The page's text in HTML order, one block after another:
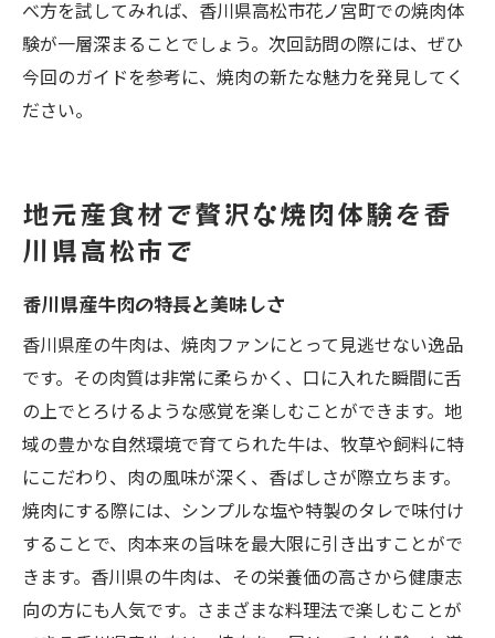
べ方を試してみれば、香川県高松市花ノ宮町での焼肉体
験が一層深まることでしょう。次回訪問の際には、ぜひ
今回のガイドを参考に、焼肉の新たな魅力を発見してく
ださい。
地元産食材で贅沢な焼肉体験を香
川県高松市で
香川県産牛肉の特長と美味しさ
香川県産の牛肉は、焼肉ファンにとって見逃せない逸品
です。その肉質は非常に柔らかく、口に入れた瞬間に舌
の上でとろけるような感覚を楽しむことができます。地
域の豊かな自然環境で育てられた牛は、牧草や飼料に特
にこだわり、肉の風味が深く、香ばしさが際立ちます。
焼肉にする際には、シンプルな塩や特製のタレで味付け
することで、肉本来の旨味を最大限に引き出すことがで
きます。香川県の牛肉は、その栄養価の高さから健康志
向の方にも人気です。さまざまな料理法で楽しむことが